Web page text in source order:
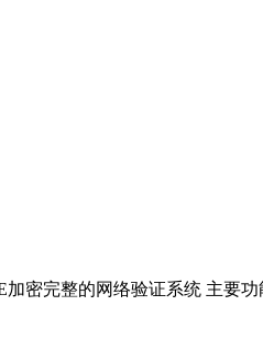
密完整的网络验证系统 主要